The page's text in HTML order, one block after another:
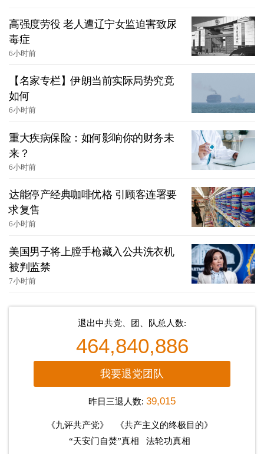
高强度劳役 老人遭辽宁女监迫害致尿
毒症
6小时前
【名家专栏】伊朗当前实际局势究竟
如何
6小时前
重大疾病保险：如何影响你的财务未
来？
6小时前
达能停产经典咖啡优格 引顾客连署要
求复售
6小时前
美国男子将上膛手枪藏入公共洗衣机
被判监禁
7小时前
退出中共党、团、队总人数:
464,840,886
我要退党团队
昨日三退人数: 39,015
《九评共产党》
《共产主义的终极目的》
“天安门自焚”真相
法轮功真相